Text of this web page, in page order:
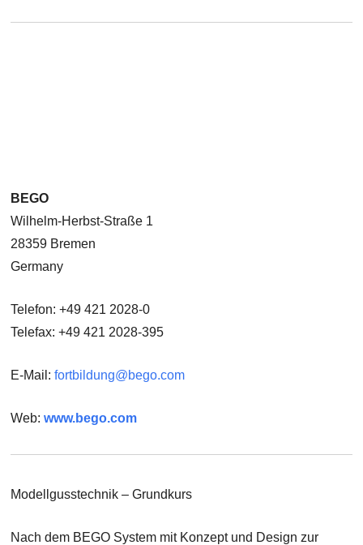
BEGO
Wilhelm-Herbst-Straße 1
28359 Bremen
Germany
Telefon: +49 421 2028-0
Telefax: +49 421 2028-395
E-Mail:fortbildung@bego.com
Web:www.bego.com
Modellgusstechnik – Grundkurs
Nach dem BEGO System mit Konzept und Design zur